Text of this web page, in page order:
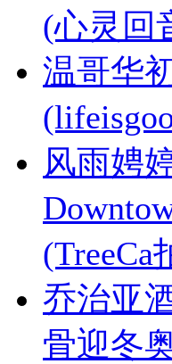
(心灵回
温哥华
风雨娉
(TreeCa
乔治亚
骨迎冬